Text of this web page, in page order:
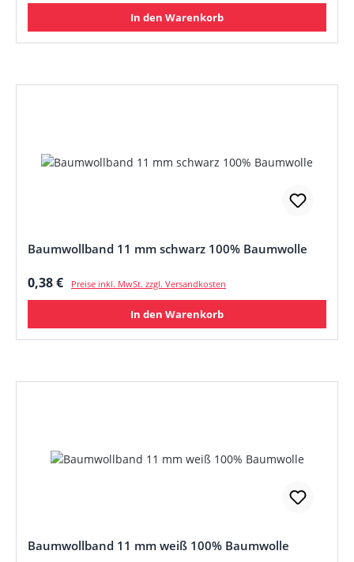
In den Warenkorb
Baumwollband 11 mm schwarz 100% Baumwolle
Regulärer Preis:
0,38 € Preise inkl. MwSt. zzgl. Versandkosten
In den Warenkorb
Baumwollband 11 mm weiß 100% Baumwolle